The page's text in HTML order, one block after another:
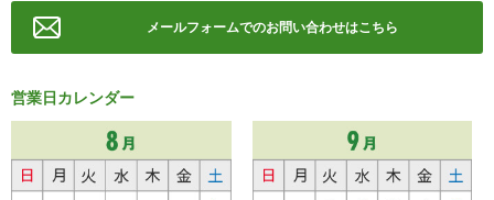
メールフォームでのお問い合わせはこちら
営業日カレンダー